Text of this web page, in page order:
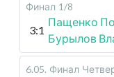
Финал 1/8
3:1
Пащенко
Бурылов
6.05. Финал